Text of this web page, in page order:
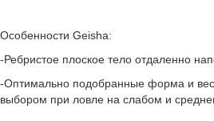
Особенности Geisha:
-Ребристое плоское тело отдаленно
-Оптимально подобранные форма и
выбором при ловле на слабом и